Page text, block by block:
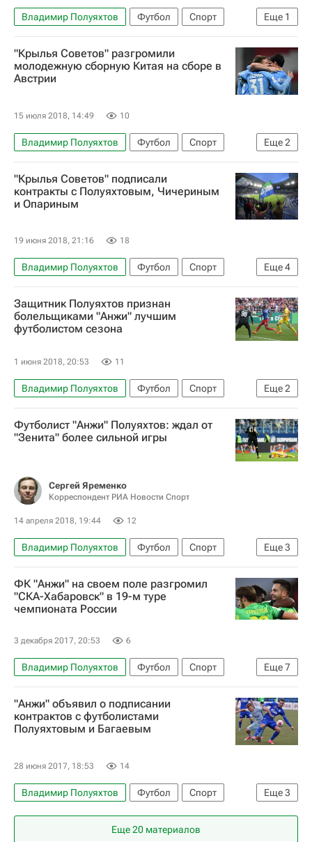
Еще 1
Владимир Полуяхтов Футбол
Спорт
Максим Канунников
"Крылья Советов" разгромили
молодежную сборную Китая на сборе в
Австрии
15 июля 2018, 14:49 10
Еще2
Владимир Полуяхтов Футбол
Спорт
Крылья Советов
Денис Ткачук
"Крылья Советов" подписали
контракты с Полуяхтовым, Чичериным
и Опариным
19 июня 2018, 21:16 18
Еще4
Владимир Полуяхтов Футбол
Спорт
РПЛ 2026-2027 (Чемпионат России по футболу)
Крылья Советов
Михаил Опарин
Никита Чичерин
Защитник Полуяхтов признан
болельщиками "Анжи" лучшим
футболистом сезона
1 июня 2018, 20:53 11
Еще2
Владимир Полуяхтов Футбол
Спорт
РПЛ 2026-2027 (Чемпионат России по футболу)
Анжи
Футболист "Анжи" Полуяхтов: ждал от
"Зенита" более сильной игры
Сергей Яременко
Корреспондент РИА Новости Спорт
14 апреля 2018, 19:44 12
Еще3
Владимир Полуяхтов Футбол
Спорт
РПЛ 2026-2027 (Чемпионат России по футболу)
Анжи
Зенит
ФК "Анжи" на своем поле разгромил
"СКА-Хабаровск" в 19-м туре
чемпионата России
3 декабря 2017, 20:53 6
Еще7
Владимир Полуяхтов Футбол
Спорт
РПЛ 2026-2027 (Чемпионат России по футболу)
СКА-Хабаровск
Анжи
Иван Маркелов
Хуан Эдуардо Лескано
"Анжи" объявил о подписании
контрактов с футболистами
Полуяхтовым и Багаевым
28 июня 2017, 18:53 14
Еще3
Владимир Полуяхтов Футбол
Спорт
РПЛ 2026-2027 (Чемпионат России по футболу)
Алан Багаев
Еще 20 материалов